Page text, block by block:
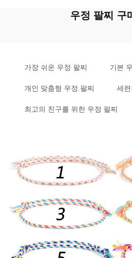
우정 팔찌 구
가장 쉬운 우정 팔찌 기본
개인 맞춤형 우정 팔찌 세
최고의 친구를 위한 우정 팔찌